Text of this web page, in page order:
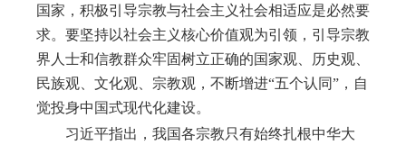
国家，积极引导宗教与社会主义社会相适应是必然要
求。要坚持以社会主义核心价值观为引领，引导宗教
界人士和信教群众牢固树立正确的国家观、历史观、
民族观、文化观、宗教观，不断增进“五个认同”，自
觉投身中国式现代化建设。
习近平指出，我国各宗教只有始终扎根中华大